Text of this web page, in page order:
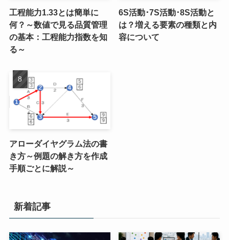
工程能力1.33とは簡単に
何？～数値で見る品質管理
の基本：工程能力指数を知
る～
6S活動･7S活動･8S活動と
は？増える要素の種類と内
容について
アローダイヤグラム法の書
き方～例題の解き方を作成
手順ごとに解説～
新着記事